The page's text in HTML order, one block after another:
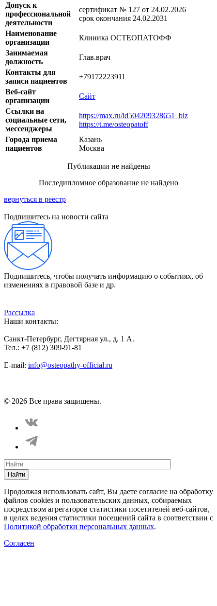
Допуск к
профессиональной
деятельности
сертификат № 127 от 24.02.2026
срок окончания 24.02.2031
Наименование
организации
Клиника ОСТЕОПАТОФФ
Занимаемая
должность
Глав.врач
Контакты для
записи пациентов
+79172223911
Веб-сайт
организации
Сайт
Ссылки на
социальные сети,
мессенджеры
https://max.ru/id504209328651_biz
https://t.me/osteopatoff
Города приема
пациентов
Казань
Москва
Публикации не найдены
Последипломное образование не найдено
вернуться в реестр
Подпишитесь на новости сайта
Подпишитесь, чтобы получать информацию о событиях, об
изменениях в правовой базе и др.
Рассылка
Наши контакты:
Санкт-Петербург, Дегтярная ул., д. 1 А.
Тел.: +7 (812) 309-91-81
E-mail: info@osteopathy-official.ru
© 2026 Все права защищены.
Найти
Продолжая использовать сайт, Вы даете согласие на обработку
файлов cookies и пользовательских данных, собираемых
посредством агрегаторов статистики посетителей веб-сайтов,
в целях ведения статистики посещений сайта в соответствии с
Политикой обработки персональных данных.
Согласен